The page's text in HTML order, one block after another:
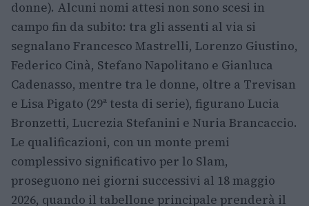
donne). Alcuni nomi attesi non sono scesi in
campo fin da subito: tra gli assenti al via si
segnalano Francesco Mastrelli, Lorenzo Giustino,
Federico Cinà, Stefano Napolitano e Gianluca
Cadenasso, mentre tra le donne, oltre a Trevisan
e Lisa Pigato (29ª testa di serie), figurano Lucia
Bronzetti, Lucrezia Stefanini e Nuria Brancaccio.
Le qualificazioni, con un monte premi
complessivo significativo per lo Slam,
proseguono nei giorni successivi al 18 maggio
2026, quando il tabellone principale prenderà il